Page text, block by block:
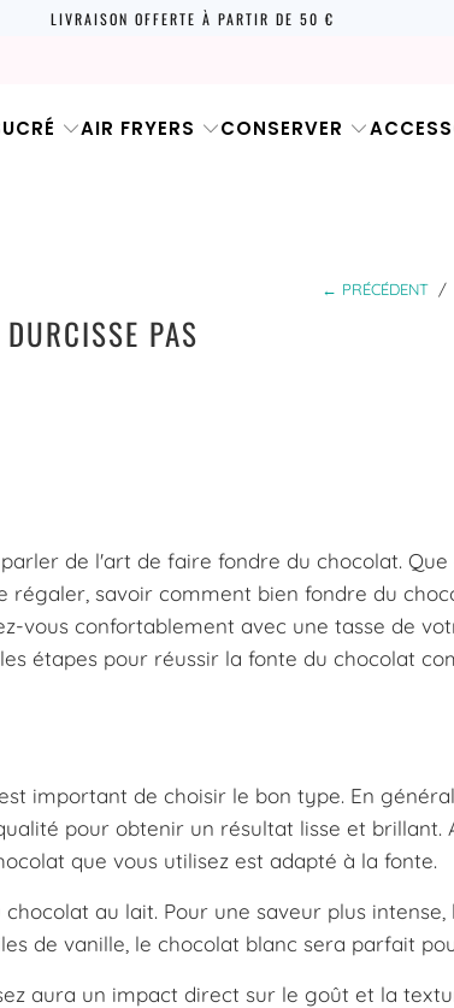
LIVRAISON OFFERTE À PARTIR DE 50 €
AIR FRYERS CONSERVER
← PRÉCÉDENT /
PAS
de l'art de faire fondre du chocolat. Que
savoir comment bien fondre du
vous confortablement avec une tasse de
étapes pour réussir la fonte du chocolat
important de choisir le bon type. En
pour obtenir un résultat lisse et brillant.
que vous utilisez est adapté à la fonte.
au lait. Pour une saveur plus intense,
de vanille, le chocolat blanc sera parfait
aura un impact direct sur le goût et la